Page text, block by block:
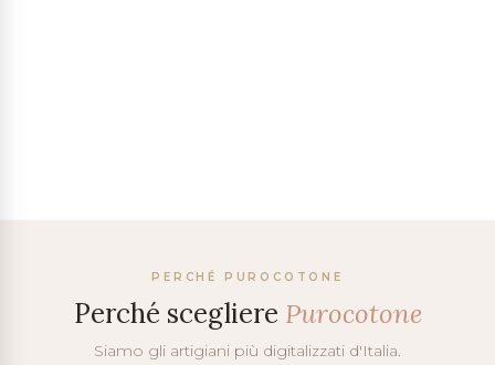
PERCHÉ PUROCOTONE
Perché scegliere Purocotone
Siamo gli artigiani più digitalizzati d'Italia.